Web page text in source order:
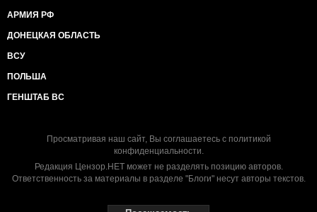
АРМИЯ РФ
ДОНЕЦКАЯ ОБЛАСТЬ
ВСУ
ПОЛЬША
ГЕНШТАБ ВС
Просматривая наш сайт, Вы соглашаетесь с политикой
конфиденциальности.
Редакция Цензор.НЕТ может не разделять позицию авторов.
Ответственность за материалы в разделе "Блоги" несут авторы текстов.